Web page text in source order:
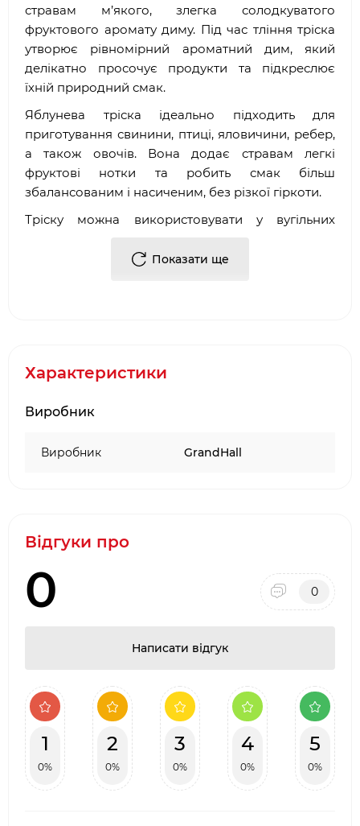
стравам м’якого, злегка солодкуватого
фруктового аромату диму. Під час тління тріска
утворює рівномірний ароматний дим, який
делікатно просочує продукти та підкреслює
їхній природний смак.
Яблунева тріска ідеально підходить для
приготування свинини, птиці, яловичини, ребер,
а також овочів. Вона додає стравам легкі
фруктові нотки та робить смак більш
збалансованим і насиченим, без різкої гіркоти.
Тріску можна використовувати у вугільних
інших брендів. Рекомендується додавати її
Вага: 1,5 кг.
Призначення: свинина, птиця, яловичина,
ребра, овочі.
Підходить для грилів і коптильних систем
Показати ще
Характеристики
Виробник
Виробник GrandHall
Відгуки про
0 0
Написати відгук
1
0%
2
0%
3
0%
4
0%
5
0%